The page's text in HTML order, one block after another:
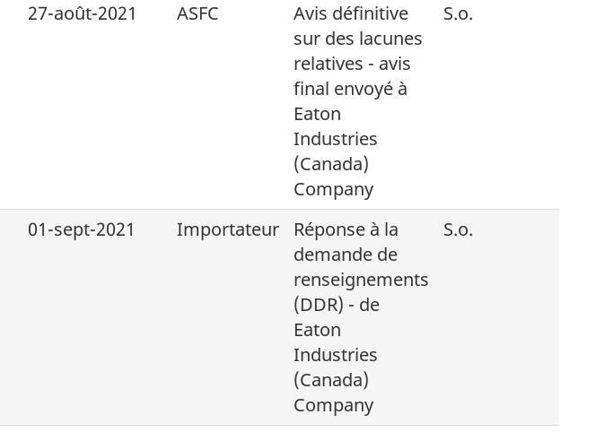
27-août-2021 ASFC
Avis définitive
sur des lacunes
relatives - avis
final envoyé à
Eaton
Industries
(Canada)
Company
S.o.
01-sept-2021 Importateur
Réponse à la
demande de
renseignements
(DDR) - de
Eaton
Industries
(Canada)
Company
S.o.